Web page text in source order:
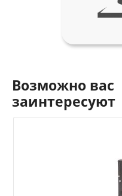
Возможно вас
заинтересуют